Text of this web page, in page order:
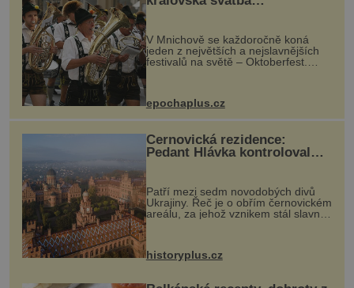
odstartovala největší pivní
festival světa
V Mnichově se každoročně koná
jeden z největších a nejslavnějších
festivalů na světě – Oktoberfest.
návštěvníků, kteří si vychutnávají
kultur...
epochaplus.cz
Černovická rezidence:
Pedant Hlávka kontroloval
Patří mezi sedm novodobých divů
Ukrajiny. Řeč je o obřím černovickém
areálu, za jehož vznikem stál slavný
český architekt Josef Hlávka. Ten si
na něm dal mimořádně záležet. Jeho
historyplus.cz